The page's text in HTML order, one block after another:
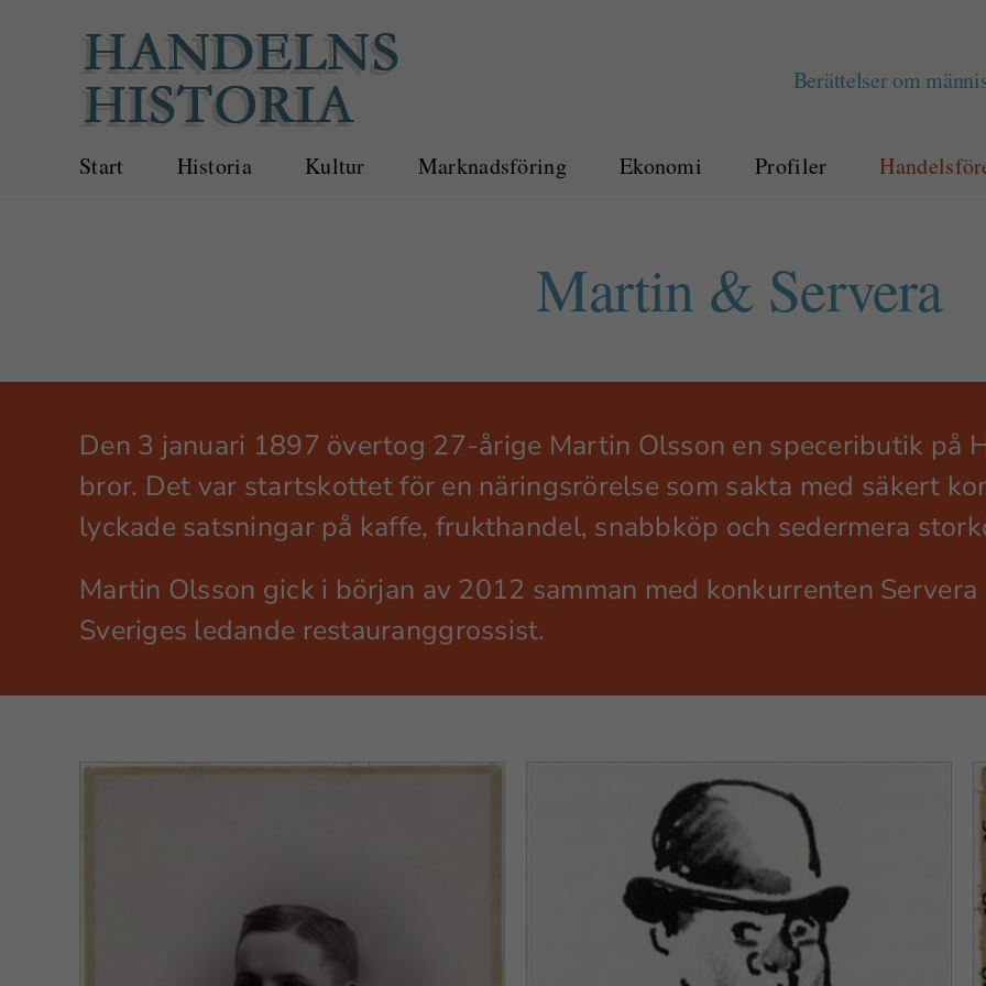
innehållet
Berättelser om
Start Historia Kultur Marknadsföring Ekonomi Profiler
Martin & Servera
Den 3 januari 1897 övertog 27-årige Martin Olsson en speceributik på
bror. Det var startskottet för en näringsrörelse som sakta med säkert
lyckade satsningar på kaffe, frukthandel, snabbköp och sedermera
Martin Olsson gick i början av 2012 samman med konkurrenten
Sveriges ledande restauranggrossist.